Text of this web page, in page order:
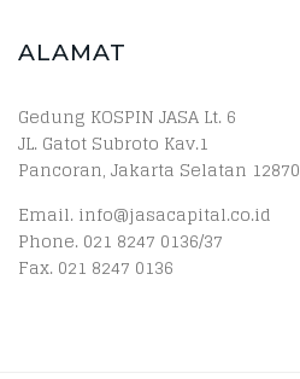
ALAMAT
Gedung KOSPIN JASA Lt. 6
JL. Gatot Subroto Kav.1
Pancoran, Jakarta Selatan 12870
Email. info@jasacapital.co.id
Phone. 021 8247 0136/37
Fax. 021 8247 0136